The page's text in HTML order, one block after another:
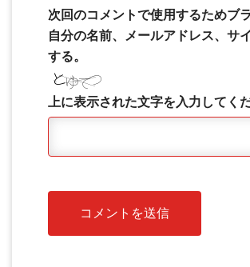
次回のコメントで使用するためブ
自分の名前、メールアドレス、サ
する。
上に表示された文字を入力してくだ